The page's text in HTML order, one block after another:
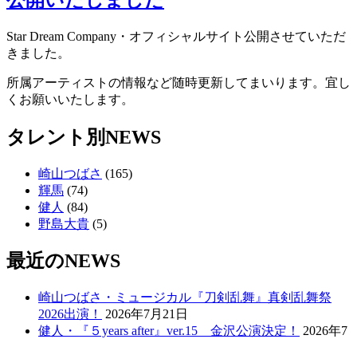
Star Dream Company・オフィシャルサイト公開させていただ
きました。
所属アーティストの情報など随時更新してまいります。宜し
くお願いいたします。
タレント別NEWS
崎山つばさ (165)
輝馬 (74)
健人 (84)
野島大貴 (5)
最近のNEWS
崎山つばさ・ミュージカル『刀剣乱舞』真剣乱舞祭
2026出演！
2026年7月21日
健人・『５years after』ver.15 金沢公演決定！
2026年7